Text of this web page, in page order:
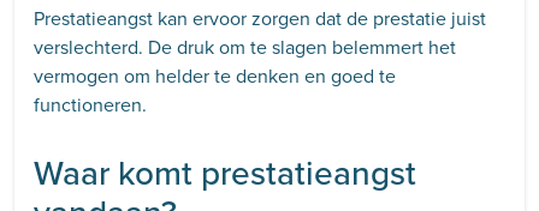
Prestatieangst kan ervoor zorgen dat de prestatie juist
verslechterd. De druk om te slagen belemmert het
vermogen om helder te denken en goed te
functioneren.
Waar komt prestatieangst